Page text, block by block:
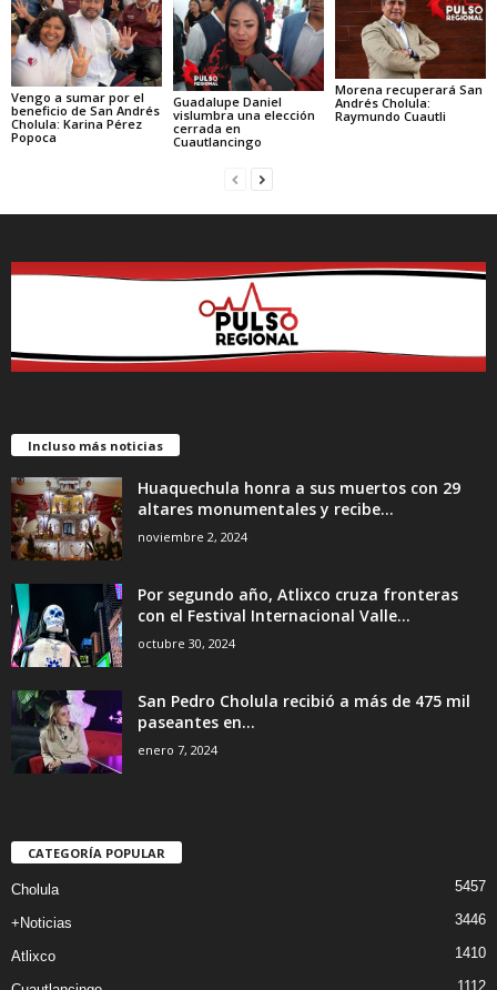
Vengo a sumar por el
beneficio de San Andrés
Cholula: Karina Pérez
Popoca
Guadalupe Daniel
vislumbra una elección
cerrada en
Cuautlancingo
Morena recuperará San
Andrés Cholula:
Raymundo Cuautli
Incluso más noticias
Huaquechula honra a sus muertos con 29
altares monumentales y recibe...
noviembre 2, 2024
Por segundo año, Atlixco cruza fronteras
con el Festival Internacional Valle...
octubre 30, 2024
San Pedro Cholula recibió a más de 475 mil
paseantes en...
enero 7, 2024
CATEGORÍA POPULAR
Cholula 5457
+Noticias 3446
Atlixco 1410
1112